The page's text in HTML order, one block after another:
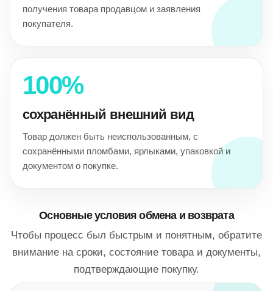
получения товара продавцом и заявления
покупателя.
100%
сохранённый внешний вид
Товар должен быть неиспользованным, с
сохранёнными пломбами, ярлыками, упаковкой и
документом о покупке.
Основные условия обмена и возврата
Чтобы процесс был быстрым и понятным, обратите
внимание на сроки, состояние товара и документы,
подтверждающие покупку.